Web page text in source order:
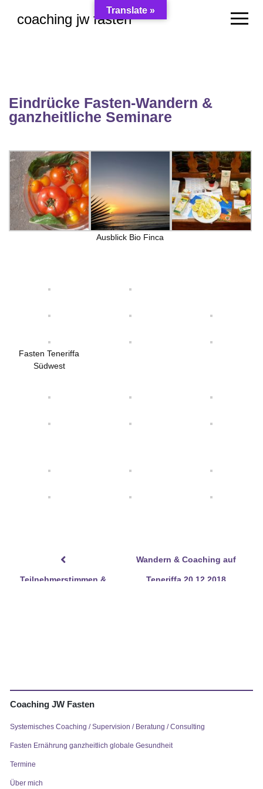
coaching jw fasten
Eindrücke Fasten-Wandern &
ganzheitliche Seminare
Ausblick Bio Finca
Fasten Teneriffa
Südwest
Teilnehmerstimmen &
Wandern & Coaching auf
Teneriffa 20.12.2018
Coaching JW Fasten
Systemisches Coaching / Supervision / Beratung / Consulting
Fasten Ernährung ganzheitlich globale Gesundheit
Termine
Über mich
Translate »